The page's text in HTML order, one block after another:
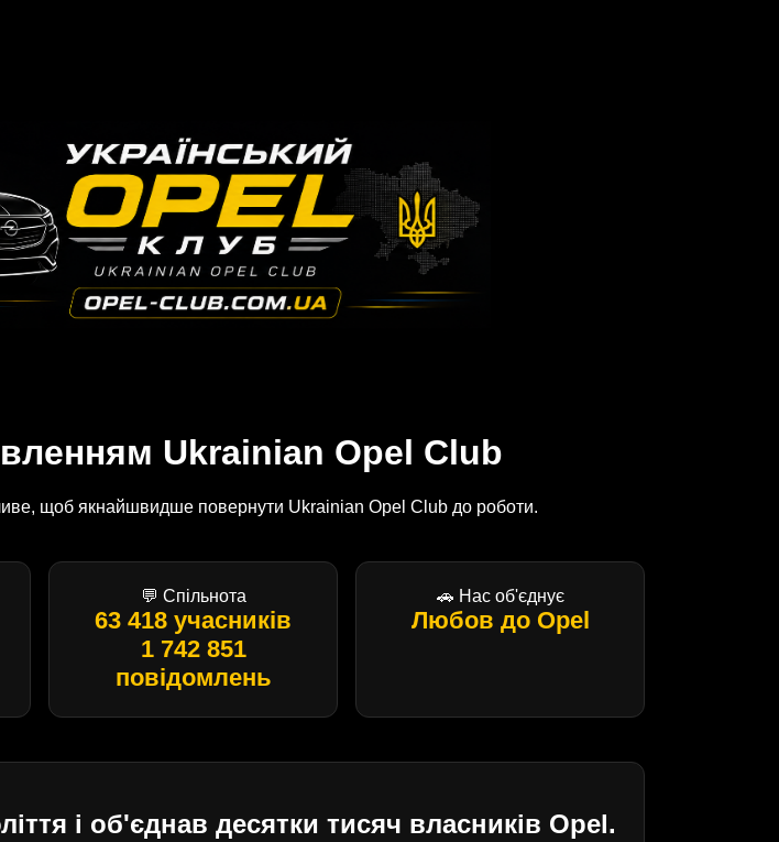
Ukrainian Opel Club
щоб якнайшвидше повернути Ukrainian Opel Club до роботи.
💬 Спільнота
63 418 учасників
1 742 851
повідомлень
🚗 Нас об'єднує
Любов до Opel
і об'єднав десятки тисяч власників Opel.